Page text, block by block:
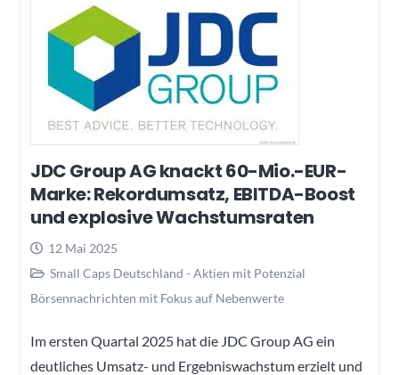
JDC Group AG knackt 60-Mio.-EUR-
Marke: Rekordumsatz, EBITDA-Boost
und explosive Wachstumsraten
12 Mai 2025
Small Caps Deutschland - Aktien mit Potenzial
Börsennachrichten mit Fokus auf Nebenwerte
Im ersten Quartal 2025 hat die JDC Group AG ein
deutliches Umsatz- und Ergebniswachstum erzielt und